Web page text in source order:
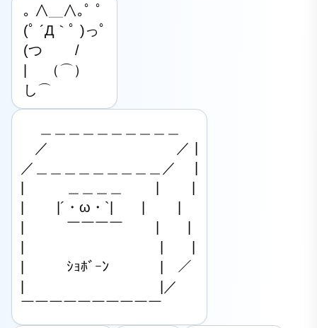
｡ ∧＿∧｡ﾟ ﾟ
(ﾟ ´Д｀ﾟ )っﾟ
(つ　　 /
| 　（⌒）
し⌒
／　　　　　　　　　／ |
／＿＿＿＿＿＿＿＿＿／ 　|
|　　 |´・ω・`|　　|　　 |
|　　　￣￣￣￣　　 |　　|
|　　　ｼｮﾎﾞｰﾝ　　 　 |　／
|　　　　　　　　 　 |／
￣￣￣￣￣￣￣￣￣￣